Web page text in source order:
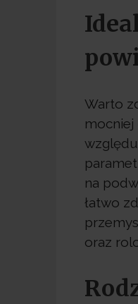
Warto
mocniej
na
łatwo
oraz